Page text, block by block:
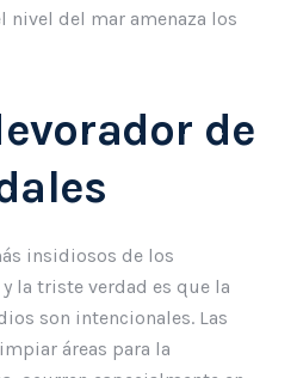
nivel del mar amenaza los
de
insidiosos de los
la triste verdad es que la
son intencionales. Las
áreas para la